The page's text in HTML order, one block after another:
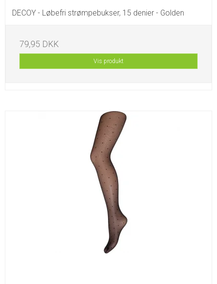
DECOY - Løbefri strømpebukser, 15 denier - Golden
79,95 DKK
Vis produkt